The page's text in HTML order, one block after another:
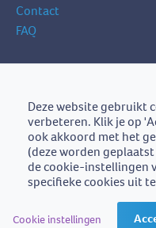
Contact
FAQ
Schrijf je in op onze
mailadres
BZB-
Deze website gebruikt
verbeteren. Klik je op
ook akkoord met het
(deze worden
de cookie-instellingen
specifieke cookies uit
Cookie instellingen